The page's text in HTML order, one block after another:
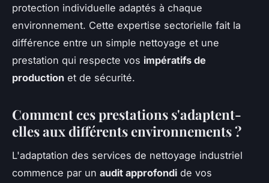
protection individuelle adaptés à chaque
environnement. Cette expertise sectorielle fait la
différence entre un simple nettoyage et une
prestation qui respecte vos impératifs de
production et de sécurité.
Comment ces prestations s'adaptent-
elles aux différents environnements ?
L'adaptation des services de nettoyage industriel
commence par un audit approfondi de vos